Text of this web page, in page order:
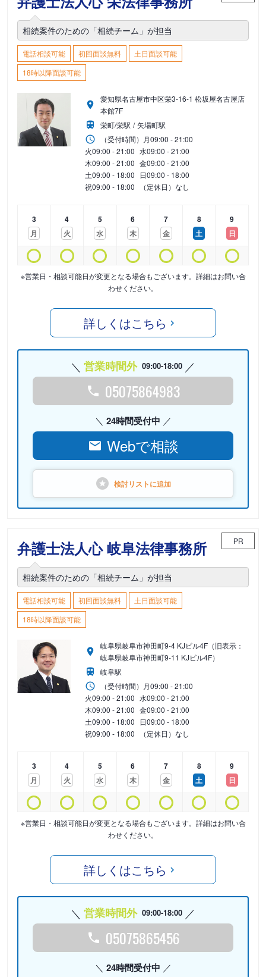
相続案件のための「相続チーム」が担当
電話相談可能 初回面談無料
土日面談可能
18時以降面談可能
愛知県名古屋市中区栄3-16-1 松坂屋名古屋店
本館7F
栄町/栄駅
矢場町駅
（受付時間） 月09:00 - 21:00
火09:00 - 21:00 水09:00 - 21:00
木09:00 - 21:00 金09:00 - 21:00
土09:00 - 18:00 日09:00 - 18:00
祝09:00 - 18:00 （定休日）なし
3
月
4
火
5
水
6
木
7
金
8
土
9
日
※営業日・相談可能日が変更となる場合もございます。詳細はお問い合
わせください。
詳しくはこちら
営業時間外 09:00-18:00
05075864983
24時間受付中
Webで相談
検討リストに追加
弁護士法人心 岐阜法律事務所 PR
相続案件のための「相続チーム」が担当
電話相談可能 初回面談無料
土日面談可能
18時以降面談可能
岐阜県岐阜市神田町9-4 KJビル4F（旧表示：
岐阜県岐阜市神田町9-11 KJビル4F）
岐阜駅
（受付時間） 月09:00 - 21:00
火09:00 - 21:00 水09:00 - 21:00
木09:00 - 21:00 金09:00 - 21:00
土09:00 - 18:00 日09:00 - 18:00
祝09:00 - 18:00 （定休日）なし
3
月
4
火
5
水
6
木
7
金
8
土
9
日
※営業日・相談可能日が変更となる場合もございます。詳細はお問い合
わせください。
詳しくはこちら
営業時間外 09:00-18:00
05075865456
24時間受付中